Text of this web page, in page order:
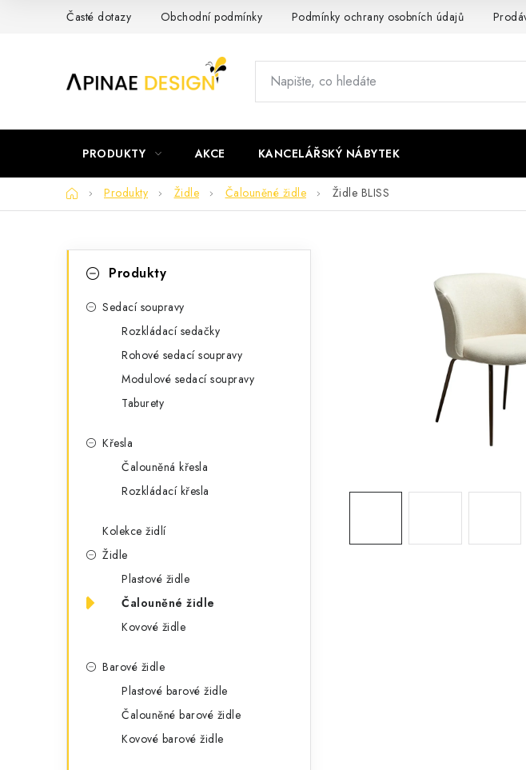
Časté dotazy Obchodní podmínky Podmínky ochrany osobních údajů
PRODUKTY AKCE KANCELÁŘSKÝ NÁBYTEK
DomůProdukty Židle Čalouněné židle Židle BLISS
kategorieProdukty
Sedací soupravy
Rozkládací sedačky
Rohové sedací soupravy
Modulové sedací soupravy
Taburety
Křesla
Čalouněná křesla
Rozkládací křesla
Kolekce židlí
Židle
Plastové židle
Čalouněné židle
Kovové židle
Barové židle
Plastové barové židle
Čalouněné barové židle
Kovové barové židle